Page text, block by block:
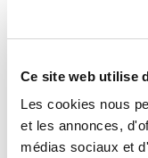
Ce site web utilise
Les cookies nous
et les annonces,
médias sociaux et
Sophie
Présidente